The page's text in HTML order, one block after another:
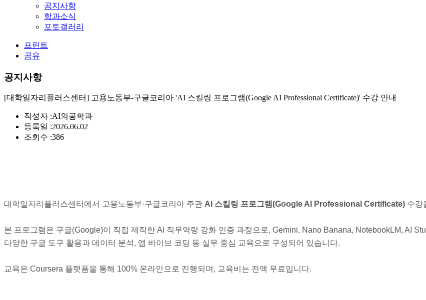
공지사항
학과소식
포토갤러리
프린트
공유
공지사항
[대학일자리플러스센터] 고용노동부-구글코리아 'AI 스킬링 프로그램(Google AI Professional Certificate)' 수강 안내
작성자 :AI의공학과
등록일 :2026.06.02
조회수 :386
대학일자리플러스센터에서 고용노동부·구글코리아 주관 AI 스킬링 프로그램(Google AI Professional Certificate) 수강
본 프로그램은 구글(Google)이 직접 제작한 AI 직무역량 강화 인증 과정으로, Gemini, Nano Banana, NotebookLM, AI
다양한 구글 도구 활용과 데이터 분석, 앱 바이브 코딩 등 실무 중심 교육으로 구성되어 있습니다.
교육은 Coursera 플랫폼을 통해 100% 온라인으로 진행되며, 교육비는 전액 무료입니다.